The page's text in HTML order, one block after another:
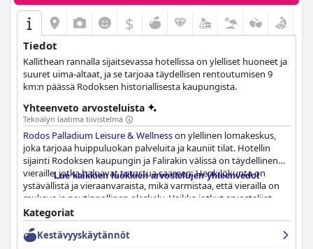
$
Tiedot
Kallithean rannalla sijaitsevassa hotellissa on ylelliset huoneet ja
suuret uima-altaat, ja se tarjoaa täydellisen rentoutumisen 9
km:n päässä Rodoksen historiallisesta kaupungista.
Yhteenveto arvosteluista
Tekoälyn laatima tiivistelmä
Rodos Palladium Leisure & Wellnesson ylellinen lomakeskus,
joka tarjoaa huippuluokan palveluita ja kauniit tilat. Hotellin
sijainti Rodoksen kaupungin ja Falirakin välissä on täydellinen
vieraille, jotka haluavat tutustua saareen. Henkilökunta on
ystävällistä ja vieraanvaraista, mikä varmistaa, että vierailla on
mukava ja nautinnollinen oleskelu. Vaikka jotkut arvostelijat
uskovat, että se ei aivan yllä 5 tähden kategoriaan, yleinen
mielipide on, että se on fantastinen lomakeskus, joka tarjoaa
erinomaista vastinetta rahalle. Vaikka jotkin asiat eivät ehkä
Lue kaikkien luokkien arvostelujen yhteenvedot
Kategoriat
Kestävyyskäytännöt